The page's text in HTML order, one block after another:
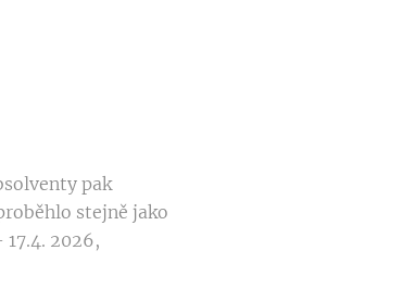
pak
stejně jako
2026,